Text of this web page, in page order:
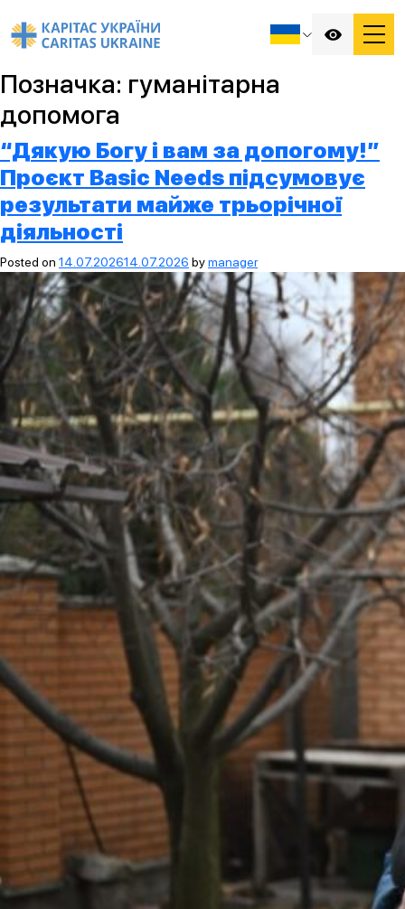
Позначка: гуманітарна
допомога
“Дякую Богу і вам за допогому!”
Проєкт Basic Needs підсумовує
результати майже трьорічної
діяльності
Posted on 14.07.202614.07.2026 bymanager